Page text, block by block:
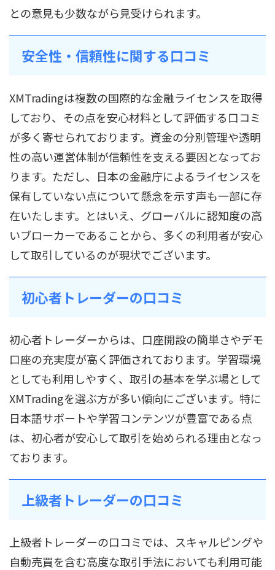
との意見も少数ながら見受けられます。
安全性・信頼性に関する口コミ
XMTradingは複数の国際的な金融ライセンスを取得
しており、その点を安心材料として評価する口コミ
が多く寄せられております。資金の分別管理や透明
性の高い運営体制が信頼性を支える要因となってお
ります。ただし、日本の金融庁によるライセンスを
保有していない点について懸念を示す声も一部に存
在いたします。とはいえ、グローバルに認知度の高
いブローカーであることから、多くの利用者が安心
して取引しているのが現状でございます。
初心者トレーダーの口コミ
初心者トレーダーからは、口座開設の簡単さやデモ
口座の充実度が高く評価されております。学習環境
としても利用しやすく、取引の基本を学ぶ場として
XMTradingを選ぶ方が多い傾向にございます。特に
日本語サポートや学習コンテンツが豊富である点
は、初心者が安心して取引を始められる理由となっ
ております。
上級者トレーダーの口コミ
上級者トレーダーの口コミでは、スキャルピングや
自動売買を含む高度な取引手法においても利用可能